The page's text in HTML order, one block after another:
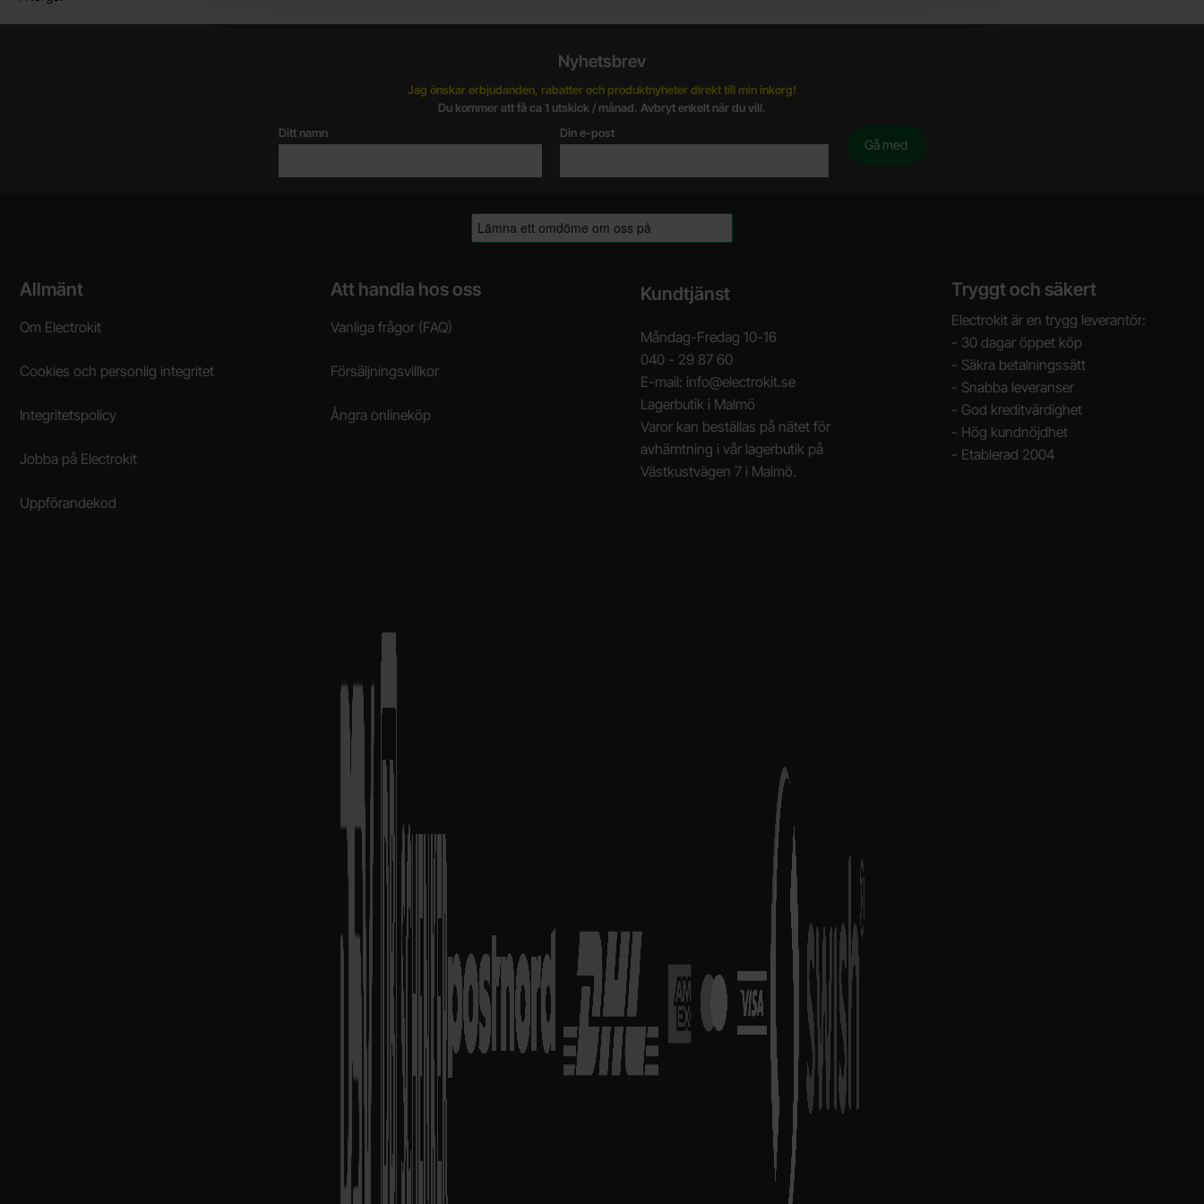
Nyhetsbrev
Jag önskar erbjudanden, rabatter och produktnyheter direkt till min inkorg!
Du kommer att få ca 1 utskick / månad. Avbryt enkelt när du vill.
Ditt namn
Din e-post
Sidfot Blandad info och länkar
Allmänt
Om Electrokit
Cookies och personlig integritet
Integritetspolicy
Jobba på Electrokit
Uppförandekod
Att handla hos oss
Vanliga frågor (FAQ)
Försäljningsvillkor
Ångra onlineköp
Kundtjänst
Måndag-Fredag 10-16
040 - 29 87 60
E-mail: info@electrokit.se
Lagerbutik i Malmö
Varor kan beställas på nätet för
avhämtning i vår lagerbutik på
Västkustvägen 7 i Malmö.
Tryggt och säkert
Electrokit är en trygg leverantör:
- 30 dagar öppet köp
- Säkra betalningssätt
- Snabba leveranser
- God kreditvärdighet
- Hög kundnöjdhet
- Etablerad 2004